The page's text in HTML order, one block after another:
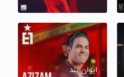
ایوان بند